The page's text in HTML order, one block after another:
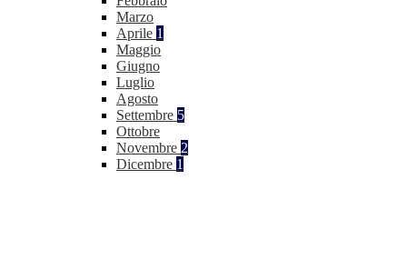
Marzo
Aprile 1
Maggio
Giugno
Luglio
Agosto
Settembre 5
Ottobre
Novembre 2
Dicembre 1